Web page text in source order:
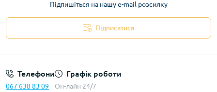
Підпишіться на нашу e-mail розсилку
Підписатися
Телефони
067 638 83 09
Графік роботи
Он-лайн 24/7